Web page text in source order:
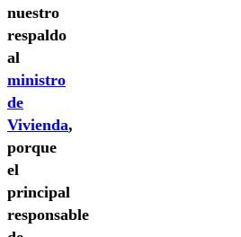
nuestro
respaldo
al
ministro
de
Vivienda,
porque
el
principal
responsable